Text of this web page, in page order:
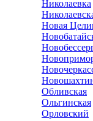
Николаевка
Новая
Обливская
Ольгинская
Орловский